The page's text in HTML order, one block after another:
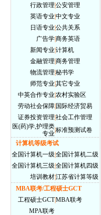
行政管理 公安管理
英语专业 中文专业
日语专业 公共关系
广告学|商务英语
新闻专业 计算机
金融管理 商务管理
物流管理 秘书学
师范专业 其它专业
中英合作专业 农村实验区
劳动社会保障| 国际经济贸易
证券投资管理 社会工作管理
医(药)学,护理类
专业 标准预测试卷
计算机等级考试
全国计算机一级 全国计算机二级
全国计算机三级 全国计算机四级
培训教材|江苏省计算等级
MBA联考/工程硕士GCT
工程硕士GCT|MBA联考
MPA联考